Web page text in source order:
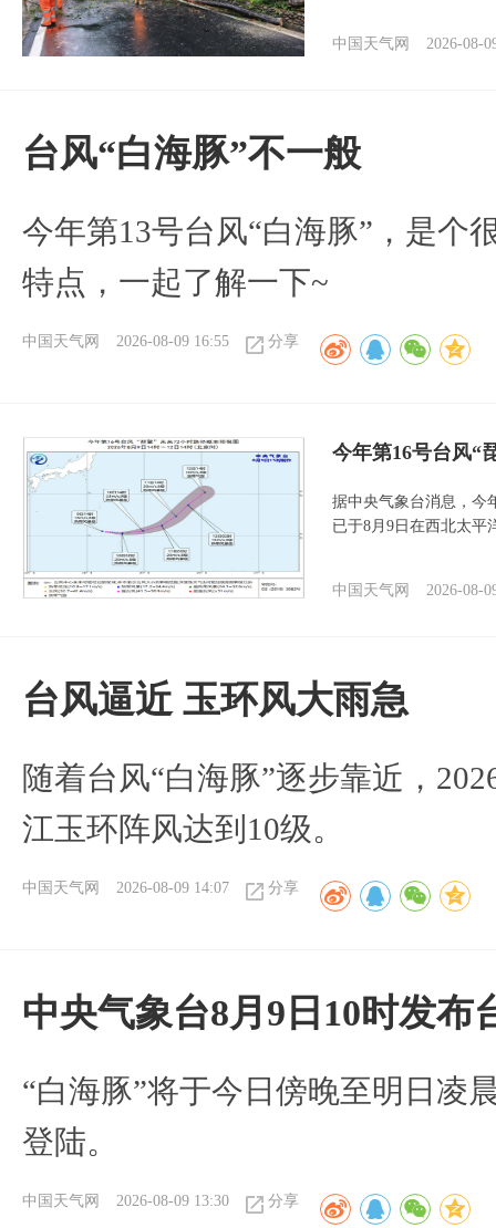
中国天气网 2026-08-
台风“白海豚”不一般
今年第13号台风“白海豚”，是个
特点，一起了解一下~
中国天气网 2026-08-09 16:55 分享
今年第16号台风“
据中央气象台消息，今
已于8月9日在西北太平
中国天气网 2026-08-
台风逼近 玉环风大雨急
随着台风“白海豚”逐步靠近，
江玉环阵风达到10级。
中国天气网 2026-08-09 14:07 分享
中央气象台8月9日10时发布
“白海豚”将于今日傍晚至明日凌
登陆。
中国天气网 2026-08-09 13:30 分享